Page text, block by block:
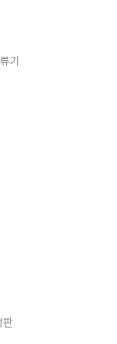
기
판